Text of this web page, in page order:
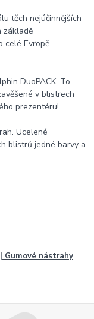
těch nejúčinnějších
základě
celé Evropě.
DuoPACK. To
v blistrech
prezentéru!
Ucelené
blistrů jedné barvy a
Gumové nástrahy